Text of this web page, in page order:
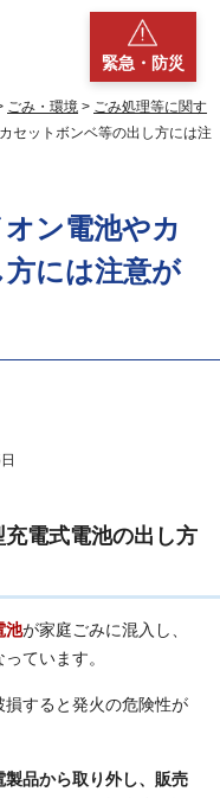
緊急・防災
ごみ・環境 > ごみ処理等に関す
セットボンベ等の出し方には注
オン電池やカ
には注意が
電式電池の出し方
池が家庭ごみに混入し、
ています。
損すると発火の危険性が
製品から取り外し、販売